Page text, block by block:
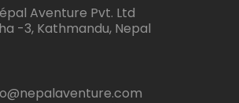
Aventure Pvt. Ltd
-3, Kathmandu, Nepal